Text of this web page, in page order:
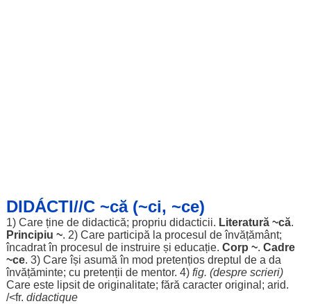
DIDÁCTI//C ~că (~ci, ~ce)
1) Care ține de didactică; propriu didacticii. Literatură~că.
Principiu ~. 2) Care participă la procesul deînvățământ;
încadratîn procesul de instruireși educație. Corp ~. Cadre
~ce. 3) Care își asumă în mod pretențios dreptul de a da
învățăminte; cu pretenții de mentor. 4) fig. (despre scrieri)
Care este lipsitde originalitate; fără caracter original ; arid.
/<fr. didactique